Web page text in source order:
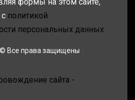
политикой
персональных данных
Все права защищены
сайта -